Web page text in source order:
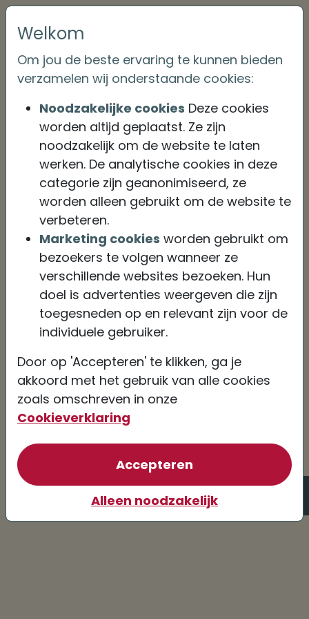
Wachtwoord vergeten?
een link om een nieuw wachtwoord in te stellen.
E-mailadres*
Verstuur e-mail
Terug naar inloggen
Welkom
Om jou de beste ervaring te kunnen bieden
verzamelen wij onderstaande cookies:
Noodzakelijke cookies Deze cookies
worden altijd geplaatst. Ze zijn
noodzakelijk om de website te laten
werken. De analytische cookies in deze
categorie zijn geanonimiseerd, ze
worden alleen gebruikt om de website te
verbeteren.
Marketing cookies worden gebruikt om
bezoekers te volgen wanneer ze
verschillende websites bezoeken. Hun
doel is advertenties weergeven die zijn
toegesneden op en relevant zijn voor de
individuele gebruiker.
Door op 'Accepteren' te klikken, ga je
akkoord met het gebruik van alle cookies
zoals omschreven in onze
Cookieverklaring
Accepteren van optionele
Alleen noodzakelijk